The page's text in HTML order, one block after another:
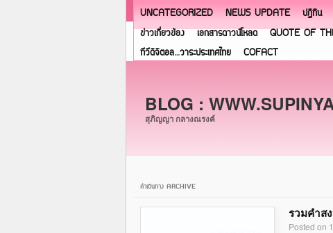
UNCATEGORIZED NEWS UPDATE ปฏิทิน
ข่าวเกี่ยวข้อง
เอกสารดาวน์โหลด QUOTE OF
ทีวีดิจิตอล…วาระประเทศไทย
COFACT
BLOG :
สุภิญญา กลางณรงค์
ค่าเดินทาง ARCHIVE
รวมคำส
Posted on